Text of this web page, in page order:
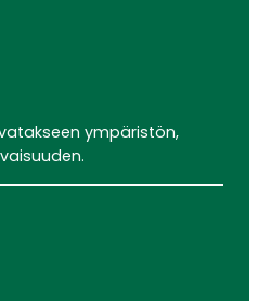
ympäristön,